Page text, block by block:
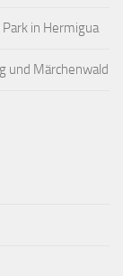
in Hermigua
und Märchenwald